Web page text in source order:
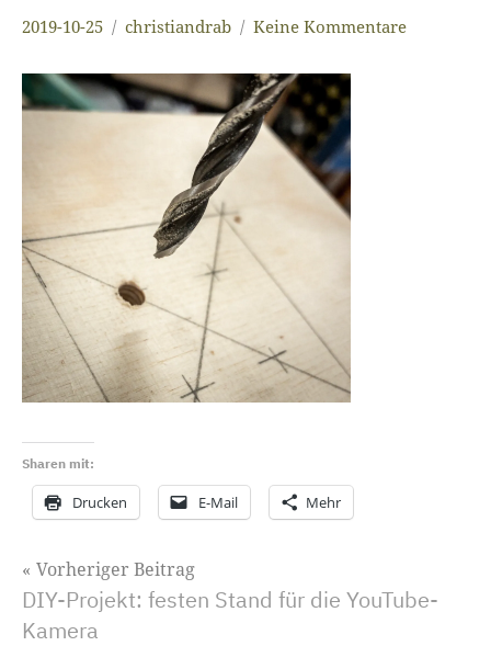
2019-10-25 christiandrab Keine Kommentare
Sharen mit:
Drucken E-Mail Mehr
Beitragsnavigation
Vorheriger Beitrag
DIY-Projekt: festen Stand für die YouTube-
Kamera